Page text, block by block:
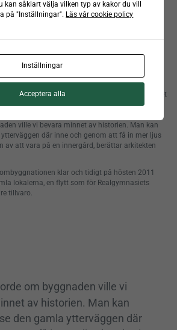
i Norrköping skedde renoveringen med
byggnadens karaktär. En viktig komponent var
in i bilden.
glaspyramider kan arkitekten utnyttja lokalerna
kostnaden för ett traditionellt glastak. De smala
och den gedigna konstruktionen ger ett
är det bara att ställa pyramiden på plats och
konstruktion.
inhyste väveri och ullspinneri redan på 1800-talet
”Hangaren”, som är Realgymnasiets
byggdes på 1950-talet.
ville vi bevara minnet av historien. Man kan
där inne och genom att få in mer ljus
av att vara på en innergård, berättar arkitekten
klar och tidigt på hösten 2011
lokalerna, en flytt som för Realgymnasiets
tillvaro.
om byggnaden ville vi
av historien. Man kan
den gamla ytterväggen där
kan såklart välja vilken typ av kakor du vill
på "Inställningar". Läs vår cookie policy
Inställningar
Acceptera alla